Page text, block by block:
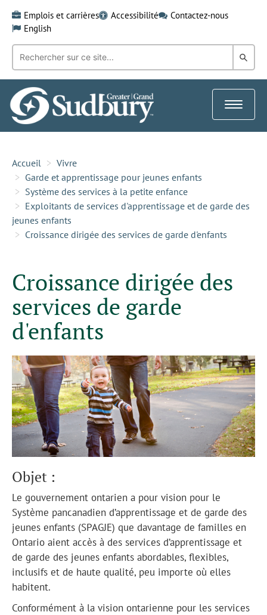
content
Emplois et carrières Accessibilité
Contactez-nous
English
Recherche
mot-
clé:
dans
Toggle
Accueil
Vivre
Garde et apprentissage pour jeunes enfants
Système des services à la petite enfance
Exploitants de services d'apprentissage et de garde des
jeunes enfants
Croissance dirigée des services de garde d'enfants
Croissance dirigée des
services de garde
d'enfants
Objet :
Le gouvernement ontarien a pour vision pour le
Système pancanadien d’apprentissage et de garde des
jeunes enfants (SPAGJE) que davantage de familles en
Ontario aient accès à des services d’apprentissage et
de garde des jeunes enfants abordables, flexibles,
inclusifs et de haute qualité, peu importe où elles
habitent.
Conformément à la vision ontarienne pour les services